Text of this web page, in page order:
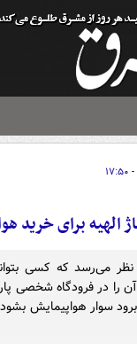
الهیه برای خرید
نظر می‌رسد که کسی
را در فرودگاه شخصی
سوار هواپیمایش بشود